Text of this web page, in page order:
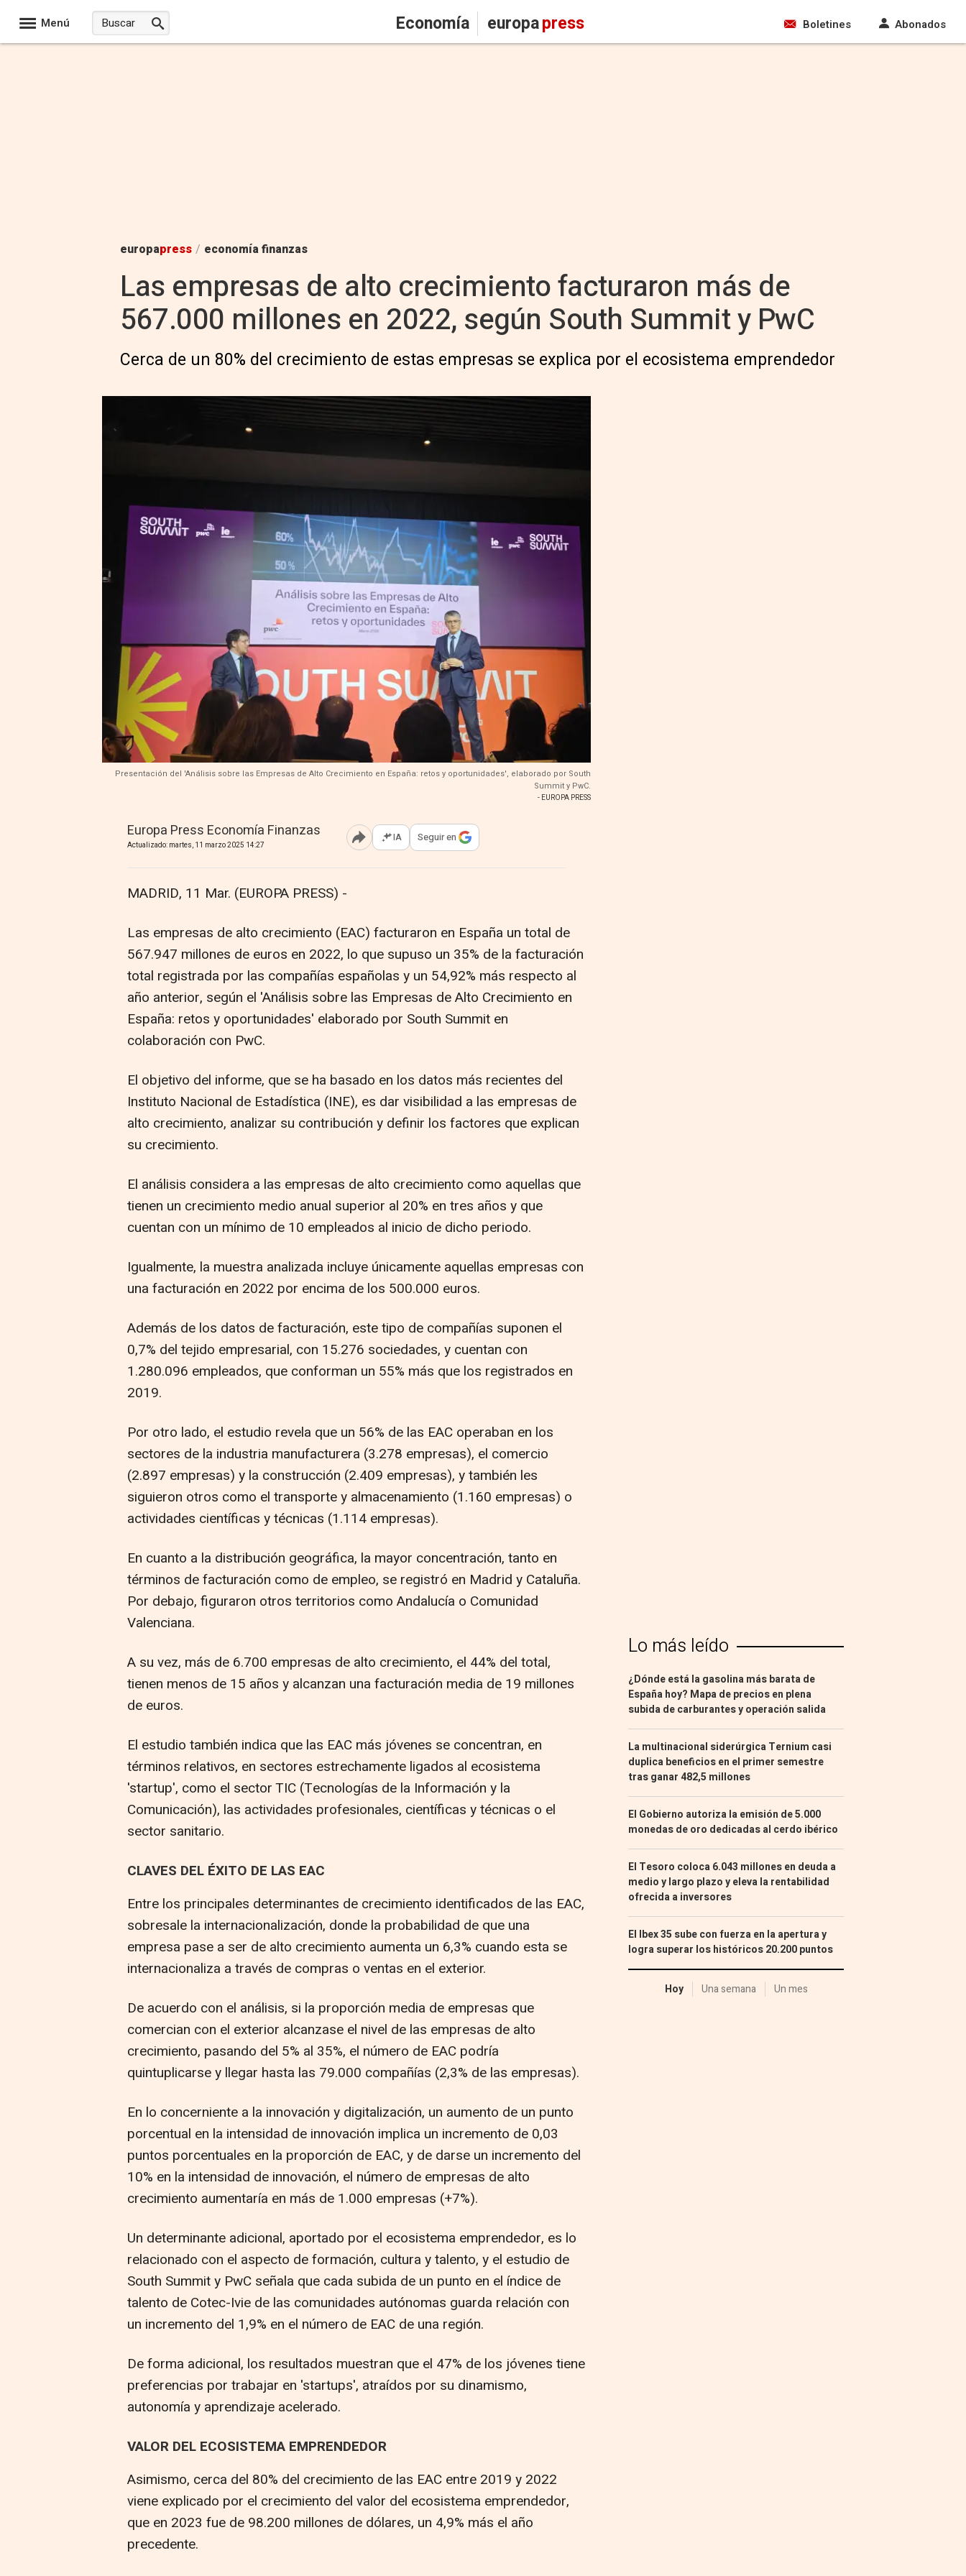
Menú Economía europapress Boletines Abonados
europapress / economía finanzas
Las empresas de alto crecimiento facturaron más de
567.000 millones en 2022, según South Summit y PwC
Cerca de un 80% del crecimiento de estas empresas se explica por el ecosistema emprendedor
Presentación del 'Análisis sobre las Empresas de Alto Crecimiento en España: retos y oportunidades', elaborado por South
Summit y PwC.
- EUROPA PRESS
Europa Press Economía Finanzas
Actualizado: martes, 11 marzo 2025 14:27 Abrir opciones para compartir
IA Seguir en
MADRID, 11 Mar. (EUROPA PRESS) -
Las empresas de alto crecimiento (EAC) facturaron en España un total de
567.947 millones de euros en 2022, lo que supuso un 35% de la facturación
total registrada por las compañías españolas y un 54,92% más respecto al
año anterior, según el 'Análisis sobre las Empresas de Alto Crecimiento en
España: retos y oportunidades' elaborado por South Summit en
colaboración con PwC.
El objetivo del informe, que se ha basado en los datos más recientes del
Instituto Nacional de Estadística (INE), es dar visibilidad a las empresas de
alto crecimiento, analizar su contribución y definir los factores que explican
su crecimiento.
El análisis considera a las empresas de alto crecimiento como aquellas que
tienen un crecimiento medio anual superior al 20% en tres años y que
cuentan con un mínimo de 10 empleados al inicio de dicho periodo.
Igualmente, la muestra analizada incluye únicamente aquellas empresas con
una facturación en 2022 por encima de los 500.000 euros.
Además de los datos de facturación, este tipo de compañías suponen el
0,7% del tejido empresarial, con 15.276 sociedades, y cuentan con
1.280.096 empleados, que conforman un 55% más que los registrados en
2019.
Por otro lado, el estudio revela que un 56% de las EAC operaban en los
sectores de la industria manufacturera (3.278 empresas), el comercio
(2.897 empresas) y la construcción (2.409 empresas), y también les
siguieron otros como el transporte y almacenamiento (1.160 empresas) o
actividades científicas y técnicas (1.114 empresas).
En cuanto a la distribución geográfica, la mayor concentración, tanto en
términos de facturación como de empleo, se registró en Madrid y Cataluña.
Por debajo, figuraron otros territorios como Andalucía o Comunidad
Valenciana.
A su vez, más de 6.700 empresas de alto crecimiento, el 44% del total,
tienen menos de 15 años y alcanzan una facturación media de 19 millones
de euros.
El estudio también indica que las EAC más jóvenes se concentran, en
términos relativos, en sectores estrechamente ligados al ecosistema
'startup', como el sector TIC (Tecnologías de la Información y la
Comunicación), las actividades profesionales, científicas y técnicas o el
sector sanitario.
CLAVES DEL ÉXITO DE LAS EAC
Entre los principales determinantes de crecimiento identificados de las EAC,
sobresale la internacionalización, donde la probabilidad de que una
empresa pase a ser de alto crecimiento aumenta un 6,3% cuando esta se
internacionaliza a través de compras o ventas en el exterior.
De acuerdo con el análisis, si la proporción media de empresas que
comercian con el exterior alcanzase el nivel de las empresas de alto
crecimiento, pasando del 5% al 35%, el número de EAC podría
quintuplicarse y llegar hasta las 79.000 compañías (2,3% de las empresas).
En lo concerniente a la innovación y digitalización, un aumento de un punto
porcentual en la intensidad de innovación implica un incremento de 0,03
puntos porcentuales en la proporción de EAC, y de darse un incremento del
10% en la intensidad de innovación, el número de empresas de alto
crecimiento aumentaría en más de 1.000 empresas (+7%).
Un determinante adicional, aportado por el ecosistema emprendedor, es lo
relacionado con el aspecto de formación, cultura y talento, y el estudio de
South Summit y PwC señala que cada subida de un punto en el índice de
talento de Cotec-Ivie de las comunidades autónomas guarda relación con
un incremento del 1,9% en el número de EAC de una región.
De forma adicional, los resultados muestran que el 47% de los jóvenes tiene
preferencias por trabajar en 'startups', atraídos por su dinamismo,
autonomía y aprendizaje acelerado.
VALOR DEL ECOSISTEMA EMPRENDEDOR
Asimismo, cerca del 80% del crecimiento de las EAC entre 2019 y 2022
viene explicado por el crecimiento del valor del ecosistema emprendedor,
que en 2023 fue de 98.200 millones de dólares, un 4,9% más el año
precedente.
Lo más leído
¿Dónde está la gasolina más barata de
España hoy? Mapa de precios en plena
subida de carburantes y operación salida
La multinacional siderúrgica Ternium casi
duplica beneficios en el primer semestre
tras ganar 482,5 millones
El Gobierno autoriza la emisión de 5.000
monedas de oro dedicadas al cerdo ibérico
El Tesoro coloca 6.043 millones en deuda a
medio y largo plazo y eleva la rentabilidad
ofrecida a inversores
El Ibex 35 sube con fuerza en la apertura y
logra superar los históricos 20.200 puntos
Hoy Una semana Un mes